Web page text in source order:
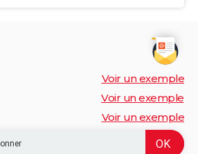
Voir un exemple
Voir un exemple
Voir un exemple